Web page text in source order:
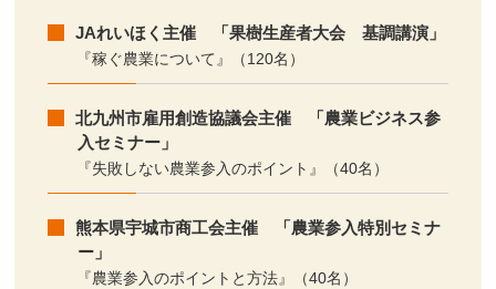
JAれいほく主催 「果樹生産者大会 基調講演」
『稼ぐ農業について』（120名）
北九州市雇用創造協議会主催 「農業ビジネス参
入セミナー」
『失敗しない農業参入のポイント』（40名）
熊本県宇城市商工会主催 「農業参入特別セミナ
ー」
『農業参入のポイントと方法』（40名）